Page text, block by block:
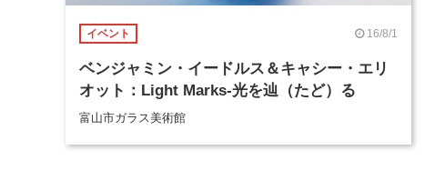
イベント 16/8/1
ベンジャミン・イードルス＆キャシー・エリ
オット：Light Marks-光を辿（たど）る
富山市ガラス美術館